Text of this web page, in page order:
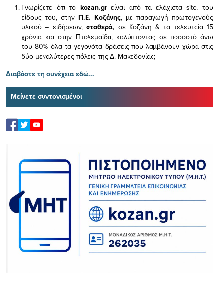
Γνωρίζετε ότι το kozan.gr είναι από τα ελάχισταsite, του
είδους του, στην Π.Ε. Κοζάνης, με παραγωγή πρωτογενούς
υλικού – ειδήσεων,σταθερά, σε Κοζάνη & τα τελευταία 15
χρόνια και στην Πτολεμαΐδα, καλύπτοντας σε ποσοστό άνω
του 80% όλα τα γεγονότα δράσεις που λαμβάνουν χώρα στις
δύο μεγαλύτερες πόλεις της Δ. Μακεδονίας;
Διαβάστε τη συνέχεια εδώ...
Μείνετε συντονισμένοι